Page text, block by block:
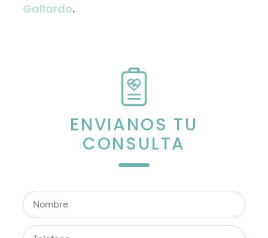
Gallardo.
ENVIANOS TU
CONSULTA